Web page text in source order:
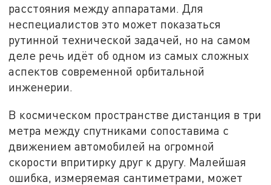
расстояния между аппаратами. Для
неспециалистов это может показаться
рутинной технической задачей, но на самом
деле речь идёт об одном из самых сложных
аспектов современной орбитальной
инженерии.
В космическом пространстве дистанция в три
метра между спутниками сопоставима с
движением автомобилей на огромной
скорости впритирку друг к другу. Малейшая
ошибка, измеряемая сантиметрами, может